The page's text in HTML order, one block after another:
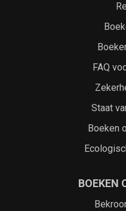
FAQ
Staat
Boeken
BOEKEN